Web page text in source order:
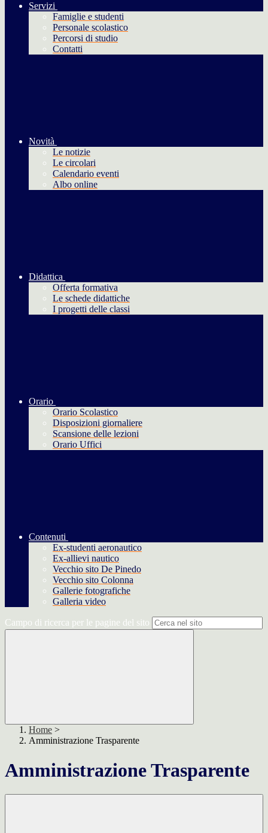
Servizi
Famiglie e studenti
Personale scolastico
Percorsi di studio
Contatti
Novità
Le notizie
Le circolari
Calendario eventi
Albo online
Didattica
Offerta formativa
Le schede didattiche
I progetti delle classi
Orario
Orario Scolastico
Disposizioni giornaliere
Scansione delle lezioni
Orario Uffici
Contenuti
Ex-studenti aeronautico
Ex-allievi nautico
Vecchio sito De Pinedo
Vecchio sito Colonna
Gallerie fotografiche
Galleria video
Campo di ricerca per le pagine del sito
Home >
Amministrazione Trasparente
Amministrazione Trasparente